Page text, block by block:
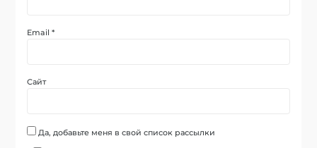
Email*
Сайт
Да, добавьте меня в свой список рассылки